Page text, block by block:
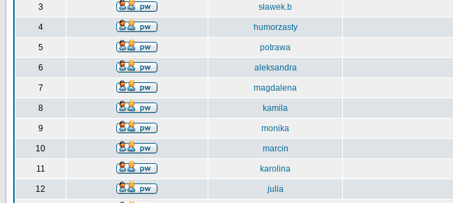
3 sławek.b
4 humorzasty
5 potrawa
6 aleksandra
7 magdalena
8 kamila
9 monika
10 marcin
11 karolina
12 julia